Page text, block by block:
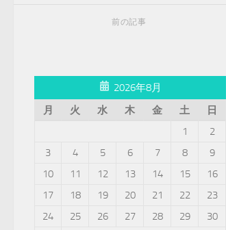
前の記事
2026年8月
月
火 水 木 金 土
日
1
2
3
4 5 6 7 8
9
10
11 12 13 14 15
16
17
18 19 20 21 22
23
24
25 26 27 28 29
30